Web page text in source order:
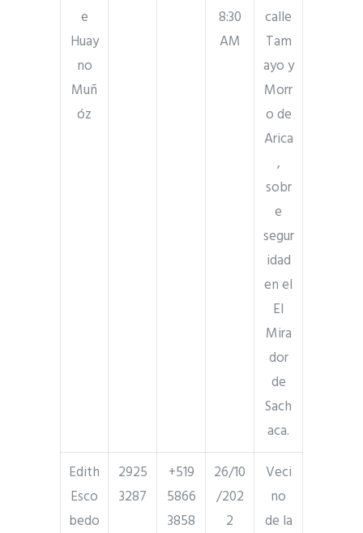
e
Huay
no
Muñ
óz
8:30
AM
calle
Tam
ayo y
Morr
o de
Arica
,
sobr
e
segur
idad
en el
El
Mira
dor
de
Sach
aca.
Edith
Esco
bedo
2925
3287
+519
5866
3858
26/10
/202
2
Veci
no
de la